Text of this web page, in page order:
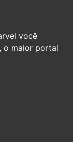
você
o maior portal